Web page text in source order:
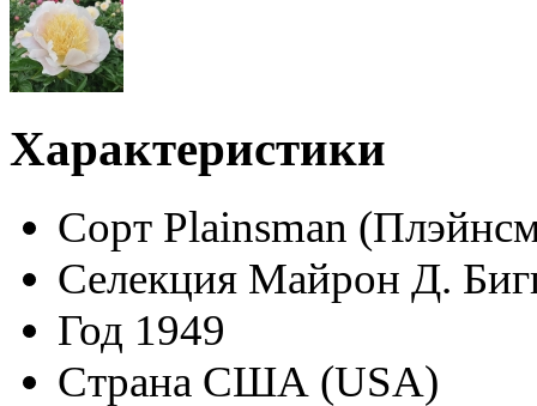
Характеристики
Сорт Plainsman
Селекция Майрон Д.
Год 1949
Страна США (USA)